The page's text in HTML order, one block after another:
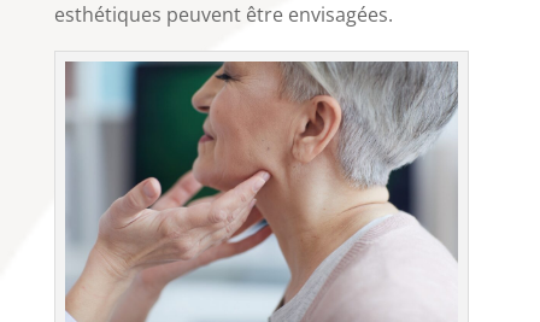
esthétiques peuvent être envisagées.